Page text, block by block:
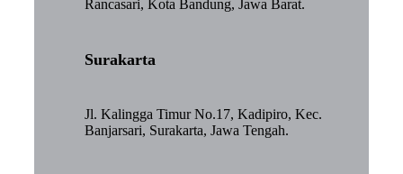
Rancasari, Kota Bandung, Jawa Barat.
Surakarta
Jl. Kalingga Timur No.17, Kadipiro, Kec.
Banjarsari, Surakarta, Jawa Tengah.